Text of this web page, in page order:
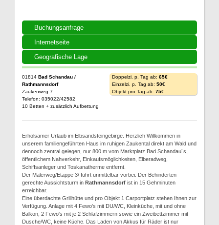
Buchungsanfrage
Internetseite
Geografische Lage
01814 Bad Schandau /
Rathmannsdorf
Zaukenweg 7
Telefon: 035022/42582
10 Betten + zusätzlich Aufbettung
Doppelzi. p. Tag ab: 65€
Einzelzi. p. Tag ab: 50€
Objekt pro Tag ab: 75€
Erholsamer Urlaub im Elbsandsteingebirge. Herzlich Willkommen in
unserem familiengeführten Haus im ruhigen Zaukental direkt am Wald und
dennoch zentral gelegen, nur 800 m vom Marktplatz Bad Schandau´s,
öffentlichem Nahverkehr, Einkaufsmöglichkeiten, Elberadweg,
Schiffsanleger und Toskanatherme entfernt.
Der Malerweg/Etappe 3/ führt unmittelbar vorbei. Der Behinderten
gerechte Aussichtsturm in Rathmannsdorf ist in 15 Gehminuten
erreichbar.
Eine überdachte Grillhütte und pro Objekt 1 Carportplatz stehen Ihnen zur
Verfügung. Anlage mit 4 Fewo's mit DU/WC, Kleinküche, mit und ohne
Balkon, 2 Fewo's mit je 2 Schlafzimmern sowie ein Zweibettzimmer mit
Dusche/WC, keine Küche. Das Laden von Akkus für Räder ist nur